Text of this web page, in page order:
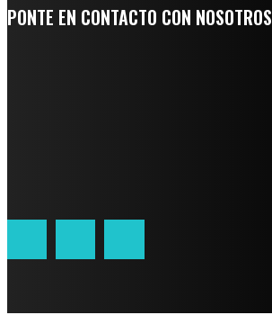
PONTE EN CONTACTO CON NOSOTROS